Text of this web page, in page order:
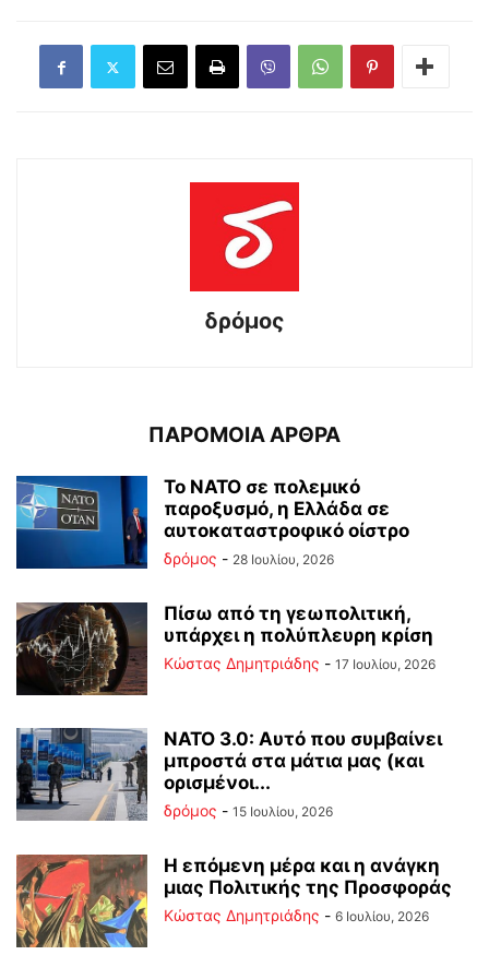
δρόμος
ΠΑΡΟΜΟΙΑ ΑΡΘΡΑ
Το ΝΑΤΟ σε πολεμικό
παροξυσμό, η Ελλάδα σε
αυτοκαταστροφικό οίστρο
δρόμος - 28 Ιουλίου, 2026
Πίσω από τη γεωπολιτική,
υπάρχει η πολύπλευρη κρίση
Kώστας Δημητριάδης - 17 Ιουλίου, 2026
ΝΑΤΟ 3.0: Αυτό που συμβαίνει
μπροστά στα μάτια μας (και
ορισμένοι...
δρόμος - 15 Ιουλίου, 2026
Η επόμενη μέρα και η ανάγκη
μιας Πολιτικής της Προσφοράς
Kώστας Δημητριάδης - 6 Ιουλίου, 2026